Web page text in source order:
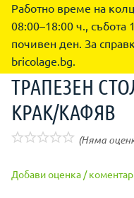
Работно време на
08:00–18:00 ч., събота
почивен ден. За
bricolage.bg.
ТРАПЕЗЕН
КРАК/КАФЯВ
(Няма
Добави оценка / коментар